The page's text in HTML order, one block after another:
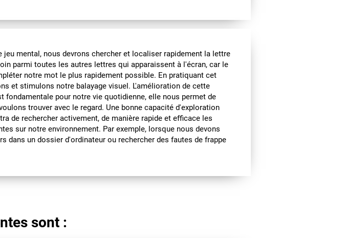
jeu mental, nous devrons chercher et localiser rapidement la lettre
parmi toutes les autres lettres qui apparaissent à l'écran, car le
notre mot le plus rapidement possible. En pratiquant cet
et stimulons notre balayage visuel. L'amélioration de cette
fondamentale pour notre vie quotidienne, elle nous permet de
trouver avec le regard. Une bonne capacité d'exploration
de rechercher activement, de manière rapide et efficace les
sur notre environnement. Par exemple, lorsque nous devons
dans un dossier d'ordinateur ou rechercher des fautes de frappe
sont :